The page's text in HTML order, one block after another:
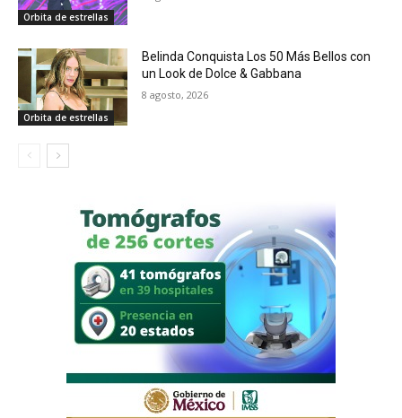
Orbita de estrellas
Orbita de estrellas
Belinda Conquista Los 50 Más Bellos con
un Look de Dolce & Gabbana
8 agosto, 2026